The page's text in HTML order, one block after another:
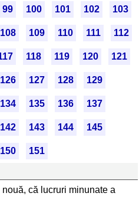
99 100 101 102 103
108 109 110 111 112
118 119 120 121
126 127 128 129
134 135 136 137
142 143 144 145
150
151
că lucruri minunate a